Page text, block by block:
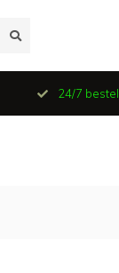
24/7